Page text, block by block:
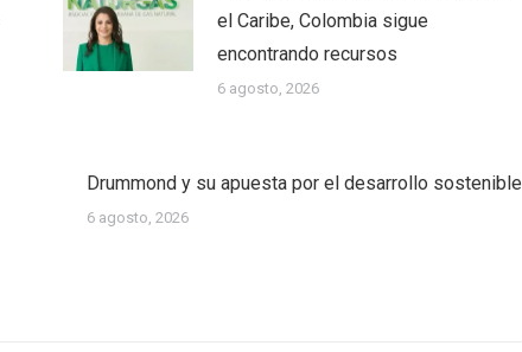
el Caribe, Colombia sigue
encontrando recursos
6 agosto, 2026
Drummond y su apuesta por el desarrollo sostenible
6 agosto, 2026